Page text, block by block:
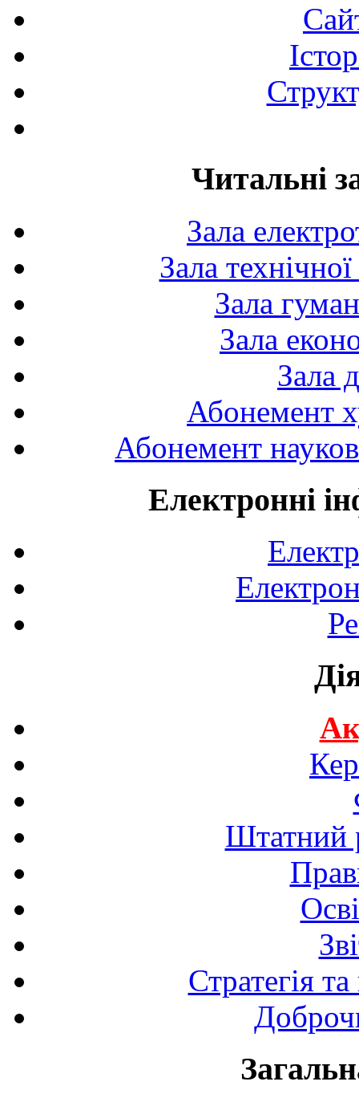
Читальні
Зала
Зала
Зала
Зала
Зала
Абонемент
Абонемент
Електронні
Штатний
Стратегія